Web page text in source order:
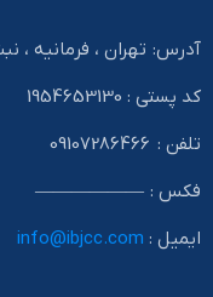
آدرس: تهران ، فرمانیه ،
کد پستی : 1954653130
تلفن : 09107286466
فکس : ——————
ایمیل : info@ibjcc.com